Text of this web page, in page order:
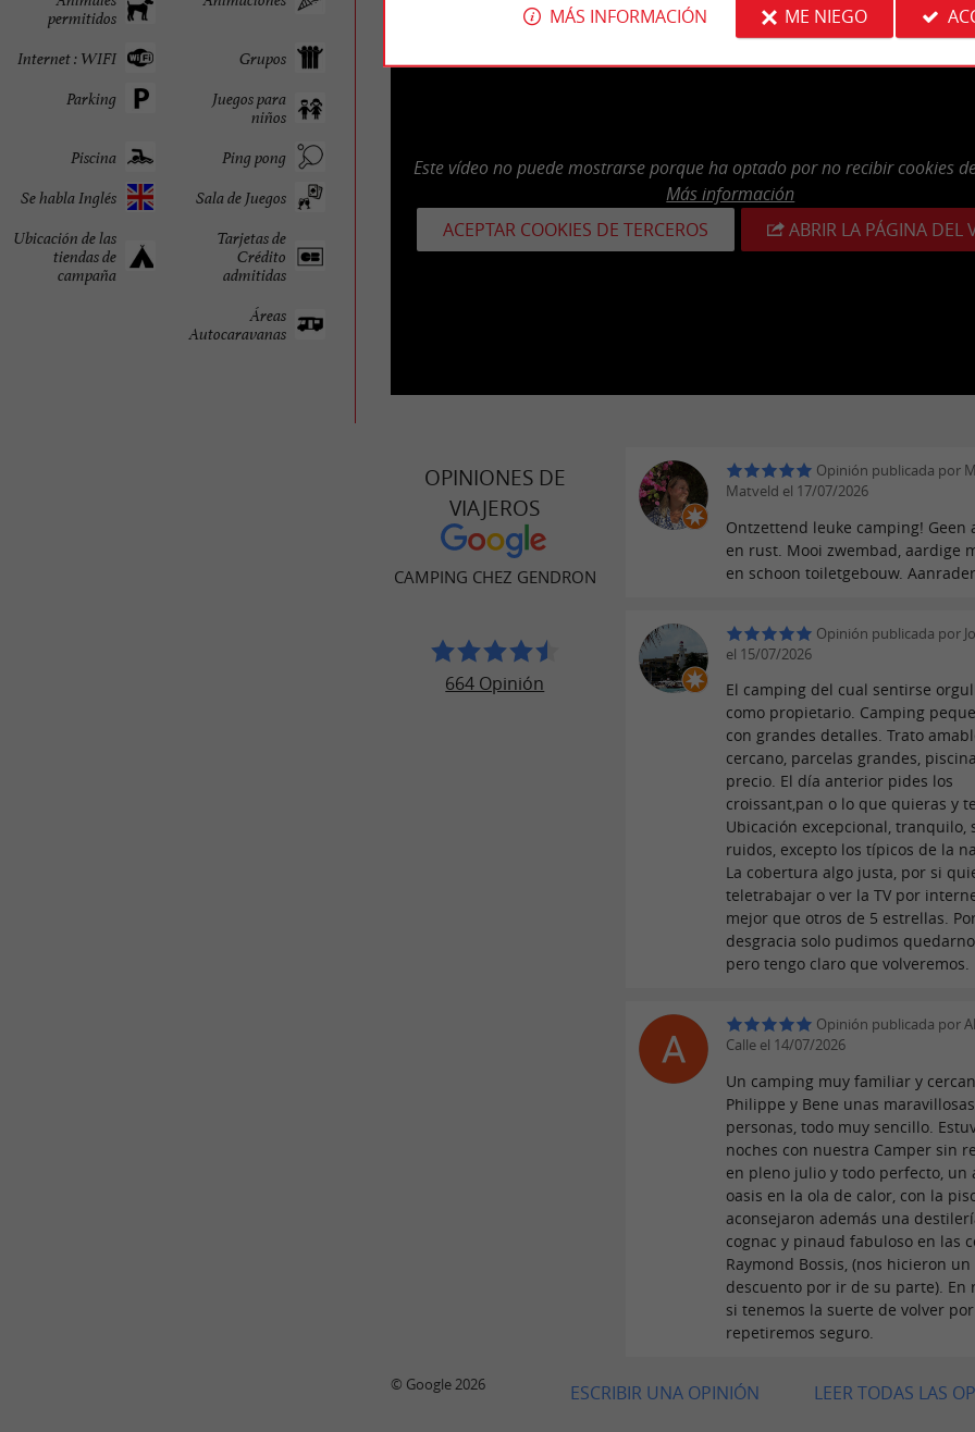
permitidos
Grupos
Internet : WIFI
Juegos para
niños
Parking
Ping pong
Piscina
Sala de Juegos
Se habla Inglés
Tarjetas de
Crédito
admitidas
Ubicación de las
tiendas de
campaña
Áreas
Autocaravanas
Este vídeo no puede mostrarse porque ha optado por no recibir cookies
Más información
ACEPTAR COOKIES DE TERCEROS
ABRIR LA PÁGINA DEL
OPINIONES DE
VIAJEROS
CAMPING CHEZ GENDRON
664 Opinión
Opinión publicada por
Matveld el 17/07/2026
Ontzettend leuke camping! Geen
en rust. Mooi zwembad, aardige
en schoon toiletgebouw.
Opinión publicada por
el 15/07/2026
El camping del cual sentirse
como propietario. Camping
con grandes detalles. Trato
cercano, parcelas grandes,
precio. El día anterior pides los
croissant,pan o lo que quieras y
Ubicación excepcional, tranquilo,
ruidos, excepto los típicos de la
La cobertura algo justa, por si
teletrabajar o ver la TV por
mejor que otros de 5 estrellas.
desgracia solo pudimos
pero tengo claro que volveremos.
Opinión publicada por
Calle el 14/07/2026
Un camping muy familiar y
Philippe y Bene unas maravillosas
personas, todo muy sencillo.
noches con nuestra Camper sin
en pleno julio y todo perfecto, un
oasis en la ola de calor, con la
aconsejaron además una
cognac y pinaud fabuloso en las
Raymond Bossis, (nos hicieron un
descuento por ir de su parte). En
si tenemos la suerte de volver
repetiremos seguro.
LEER TODAS LAS
ESCRIBIR UNA OPINIÓN
© Google 2026
MÁS INFORMACIÓN ME NIEGO